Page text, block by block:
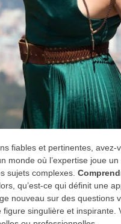
fiables et pertinentes,
monde où l’expertise joue
sujets complexes.
qu’est-ce qui définit une
nouveau sur des questions
singulière et